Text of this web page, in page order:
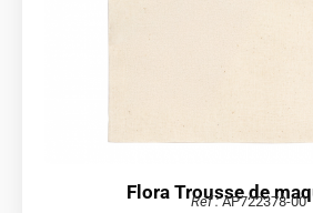
Flora Trousse de
Réf :AP722378-00